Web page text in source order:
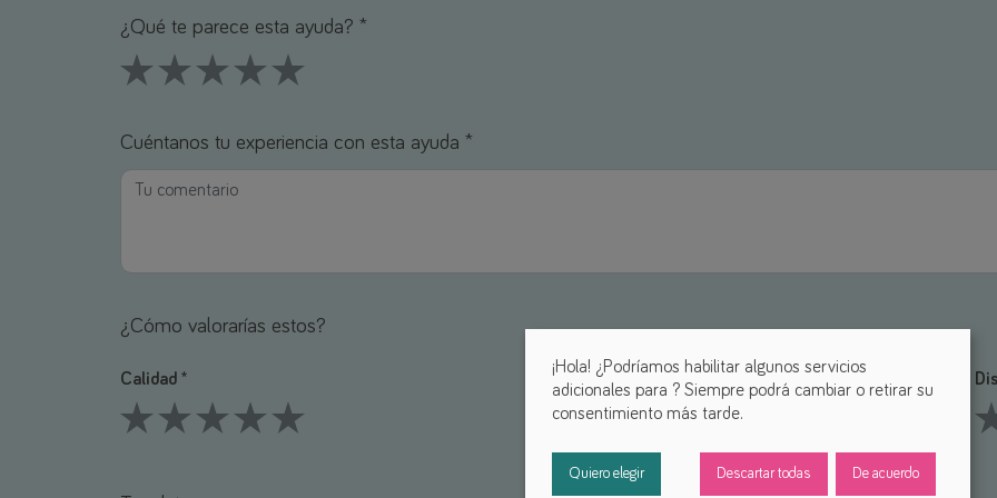
¿Qué te parece esta ayuda? *
Cuéntanos tu experiencia con esta ayuda *
¿Cómo valorarías estos?
Calidad * Funcionalidad *
¡Hola! ¿Podríamos habilitar algunos servicios
adicionales para ? Siempre podrá cambiar o retirar su
consentimiento más tarde.
Quiero elegir Descartar todas De acuerdo